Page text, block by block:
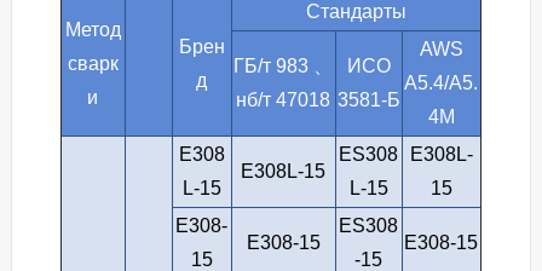
Метод
сварк
и
Брен
д
Стандарты
ГБ/т 983 、
нб/т 47018
ИСО
3581-Б
AWS
A5.4/A5.
4M
E308
L-15
E308L-15
ES308
L-15
E308L-
15
E308-
15
E308-15
ES308
-15
E308-15